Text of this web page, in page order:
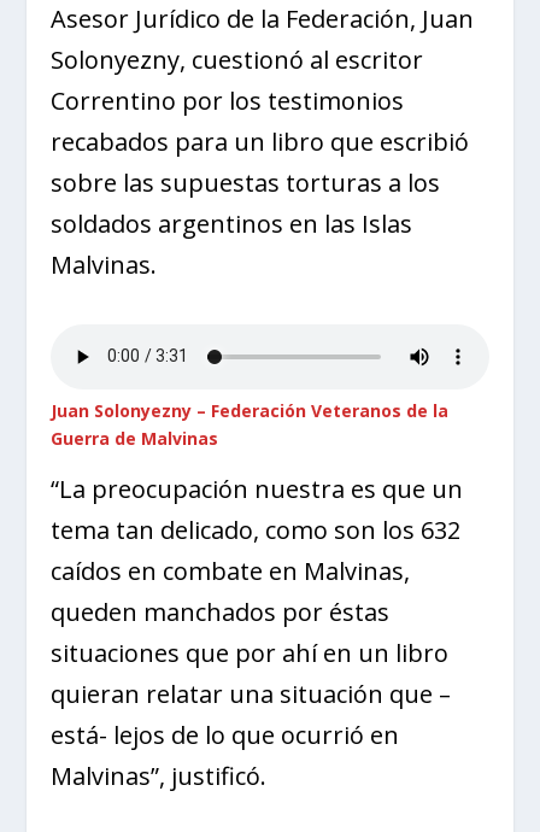
Asesor Jurídico de la Federación, Juan
Solonyezny, cuestionó al escritor
Correntino por los testimonios
recabados para un libro que escribió
sobre las supuestas torturas a los
soldados argentinos en las Islas
Malvinas.
Juan Solonyezny – Federación Veteranos de la
Guerra de Malvinas
“La preocupación nuestra es que un
tema tan delicado, como son los 632
caídos en combate en Malvinas,
queden manchados por éstas
situaciones que por ahí en un libro
quieran relatar una situación que –
está- lejos de lo que ocurrió en
Malvinas”, justificó.